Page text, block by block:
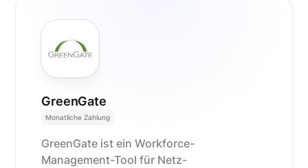
GreenGate
Monatliche Zahlung
GreenGate ist ein Workforce-
Management-Tool für Netz-